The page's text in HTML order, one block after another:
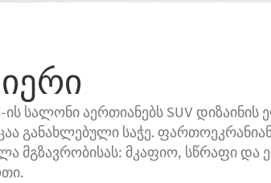
სალონი აერთიანებს SUV
განახლებული საჭე.
მგზავრობისას: მკაფიო, სწრაფი და